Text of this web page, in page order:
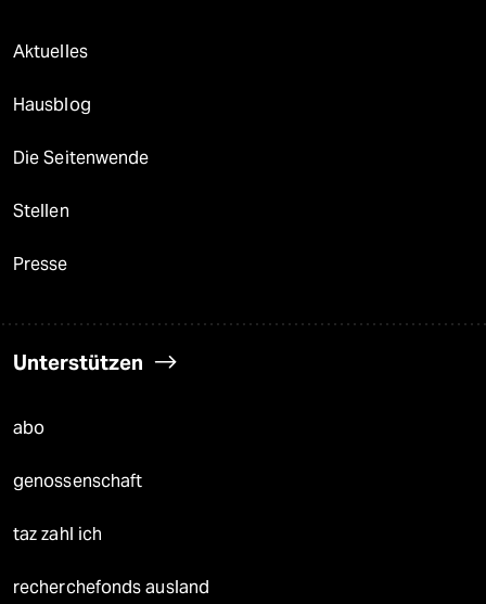
Aktuelles
Hausblog
Die Seitenwende
Stellen
Presse
Unterstützen
abo
genossenschaft
taz zahl ich
recherchefonds ausland